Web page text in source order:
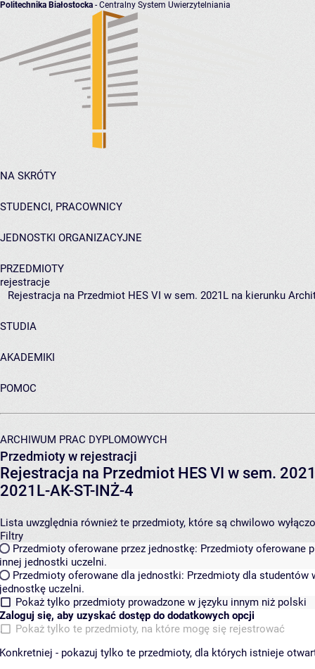
Politechnika Białostocka - Centralny System Uwierzytelniania
NA SKRÓTY
STUDENCI, PRACOWNICY
JEDNOSTKI ORGANIZACYJNE
PRZEDMIOTY
rejestracje
Rejestracja na Przedmiot HES VI w sem. 2021L na kierunku
STUDIA
AKADEMIKI
POMOC
ARCHIWUM PRAC DYPLOMOWYCH
Przedmioty w rejestracji
Rejestracja na Przedmiot HES VI w sem.
2021L-AK-ST-INŻ-4
Lista uwzględnia również te przedmioty, które są chwilowo
Filtry
Przedmioty oferowane przez jednostkę: Przedmioty oferowane
innej jednostki uczelni.
Przedmioty oferowane dla jednostki: Przedmioty dla studentów
jednostkę uczelni.
Pokaż tylko przedmioty prowadzone w języku innym niż polski
Zaloguj się, aby uzyskać dostęp do dodatkowych opcji
Pokaż tylko te przedmioty, na które mogę się rejestrować
Konkretniej - pokazuj tylko te przedmioty, dla których istnieje